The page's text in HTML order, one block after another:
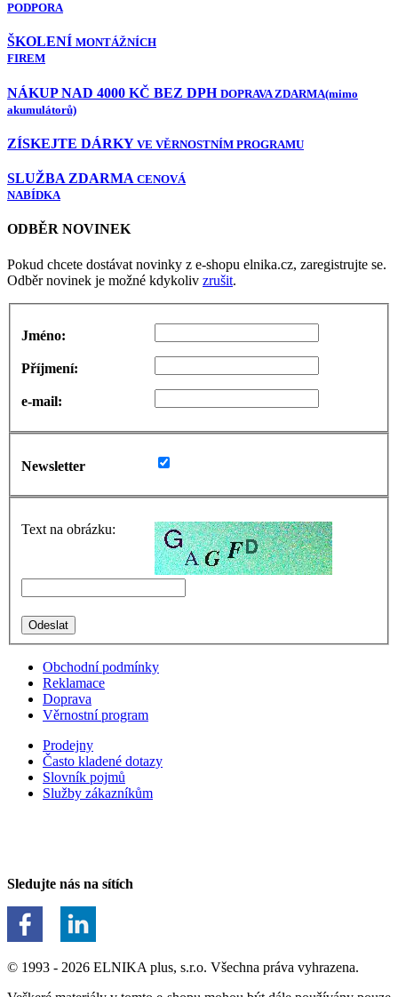
PODPORA
ŠKOLENÍ MONTÁŽNÍCH
FIREM
NÁKUP NAD 4000 KČ BEZ DPH DOPRAVA ZDARMA(mimo
akumulátorů)
ZÍSKEJTE DÁRKY VE VĚRNOSTNÍM PROGRAMU
SLUŽBA ZDARMA CENOVÁ
NABÍDKA
ODBĚR NOVINEK
Pokud chcete dostávat novinky z e-shopu elnika.cz, zaregistrujte se.
Odběr novinek je možné kdykoliv zrušit.
Jméno:
Příjmení:
e-mail:
Newsletter
Text na obrázku:
Obchodní podmínky
Reklamace
Doprava
Věrnostní program
Prodejny
Často kladené dotazy
Slovník pojmů
Služby zákazníkům
Sledujte nás na sítích
© 1993 - 2026 ELNIKA plus, s.r.o. Všechna práva vyhrazena.